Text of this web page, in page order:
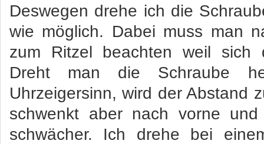
Deswegen drehe ich die
wie möglich. Dabei muss man
zum Ritzel beachten weil sich
Dreht man die Schraube
Uhrzeigersinn, wird der Abstand
schwenkt aber nach vorne
schwächer. Ich drehe bei